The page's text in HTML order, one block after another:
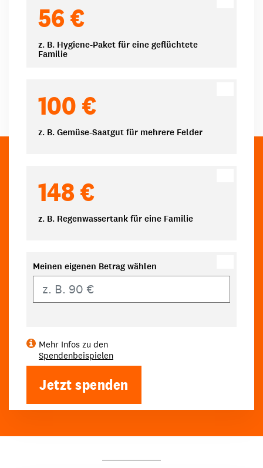
56 €
z. B. Hygiene-Paket für eine geflüchtete
Familie
100 €
z. B. Gemüse-Saatgut für mehrere Felder
148 €
z. B. Regenwassertank für eine Familie
Meinen eigenen Betrag wählen
Mehr Infos zu den
Spendenbeispielen
Jetzt spenden